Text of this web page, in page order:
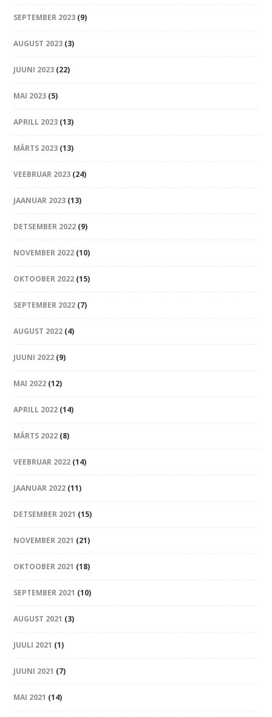
SEPTEMBER 2023 (9)
AUGUST 2023 (3)
JUUNI 2023 (22)
MAI 2023 (5)
APRILL 2023 (13)
MÄRTS 2023 (13)
VEEBRUAR 2023 (24)
JAANUAR 2023 (13)
DETSEMBER 2022 (9)
NOVEMBER 2022 (10)
OKTOOBER 2022 (15)
SEPTEMBER 2022 (7)
AUGUST 2022 (4)
JUUNI 2022 (9)
MAI 2022 (12)
APRILL 2022 (14)
MÄRTS 2022 (8)
VEEBRUAR 2022 (14)
JAANUAR 2022 (11)
DETSEMBER 2021 (15)
NOVEMBER 2021 (21)
OKTOOBER 2021 (18)
SEPTEMBER 2021 (10)
AUGUST 2021 (3)
JUULI 2021 (1)
JUUNI 2021 (7)
MAI 2021 (14)